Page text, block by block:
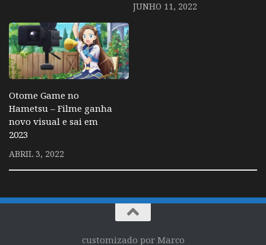
JUNHO 11, 2022
Otome Game no
Hametsu – Filme ganha
novo visual e sai em
2023
ABRIL 3, 2022
customizado por Marco